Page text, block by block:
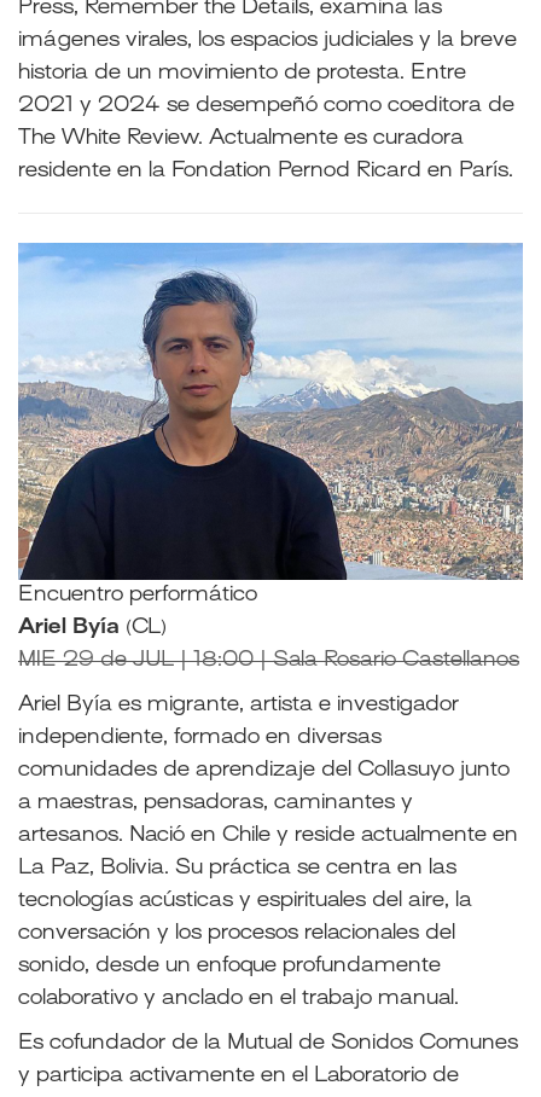
Press, Remember the Details, examina las
imágenes virales, los espacios judiciales y la breve
historia de un movimiento de protesta. Entre
2021 y 2024 se desempeñó como coeditora de
The White Review. Actualmente es curadora
residente en la Fondation Pernod Ricard en París.
Encuentro performático
Ariel Byía (CL)
MIE 29 de JUL | 18:00 | Sala Rosario Castellanos
Ariel Byía es migrante, artista e investigador
independiente, formado en diversas
comunidades de aprendizaje del Collasuyo junto
a maestras, pensadoras, caminantes y
artesanos. Nació en Chile y reside actualmente en
La Paz, Bolivia. Su práctica se centra en las
tecnologías acústicas y espirituales del aire, la
conversación y los procesos relacionales del
sonido, desde un enfoque profundamente
colaborativo y anclado en el trabajo manual.
Es cofundador de la Mutual de Sonidos Comunes
y participa activamente en el Laboratorio de